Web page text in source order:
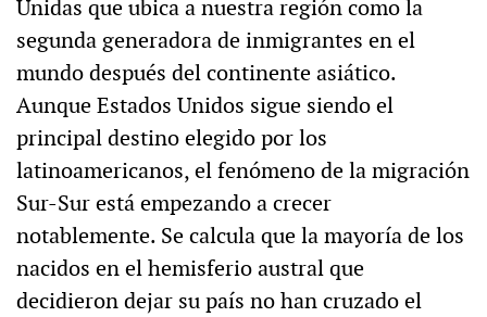
Unidas que ubica a nuestra región como la
segunda generadora de inmigrantes en el
mundo después del continente asiático.
Aunque Estados Unidos sigue siendo el
principal destino elegido por los
latinoamericanos, el fenómeno de la migración
Sur-Sur está empezando a crecer
notablemente. Se calcula que la mayoría de los
nacidos en el hemisferio austral que
decidieron dejar su país no han cruzado el